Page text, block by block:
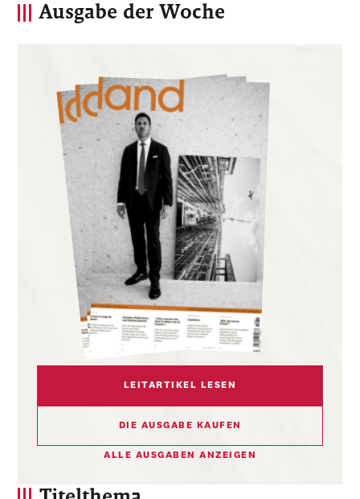
Ausgabe der Woche
LEITARTIKEL LESEN
DIE AUSGABE KAUFEN
ALLE AUSGABEN ANZEIGEN